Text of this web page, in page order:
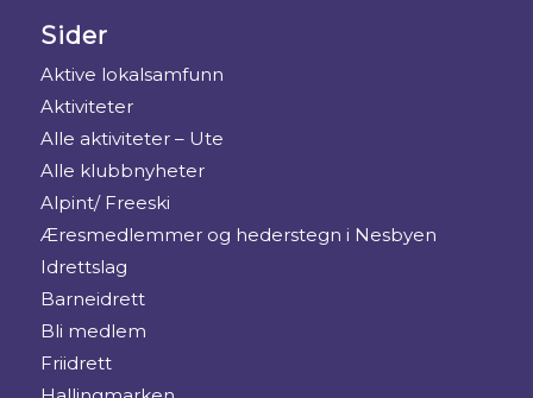
Sider
Aktive lokalsamfunn
Aktiviteter
Alle aktiviteter – Ute
Alle klubbnyheter
Alpint/ Freeski
Æresmedlemmer og hederstegn i Nesbyen
Idrettslag
Barneidrett
Bli medlem
Friidrett